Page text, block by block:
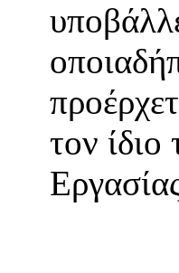
τον